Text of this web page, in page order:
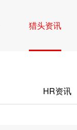
猎头资讯
HR资讯